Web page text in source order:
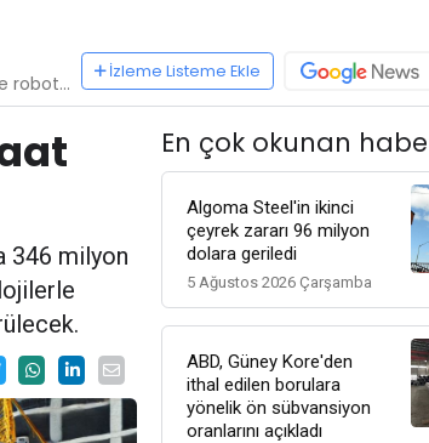
İzleme Listeme Ekle
346 milyon
En çok okunan
Algoma Steel'in ikinci
çeyrek zararı 96 milyon
dolara geriledi
5 Ağustos 2026 Çarşamba
ABD, Güney Kore'den
ithal edilen borulara
yönelik ön sübvansiyon
oranlarını açıkladı